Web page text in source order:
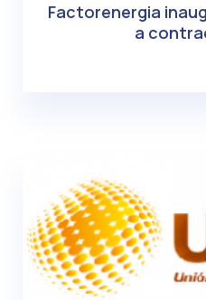
Factorenergia
a